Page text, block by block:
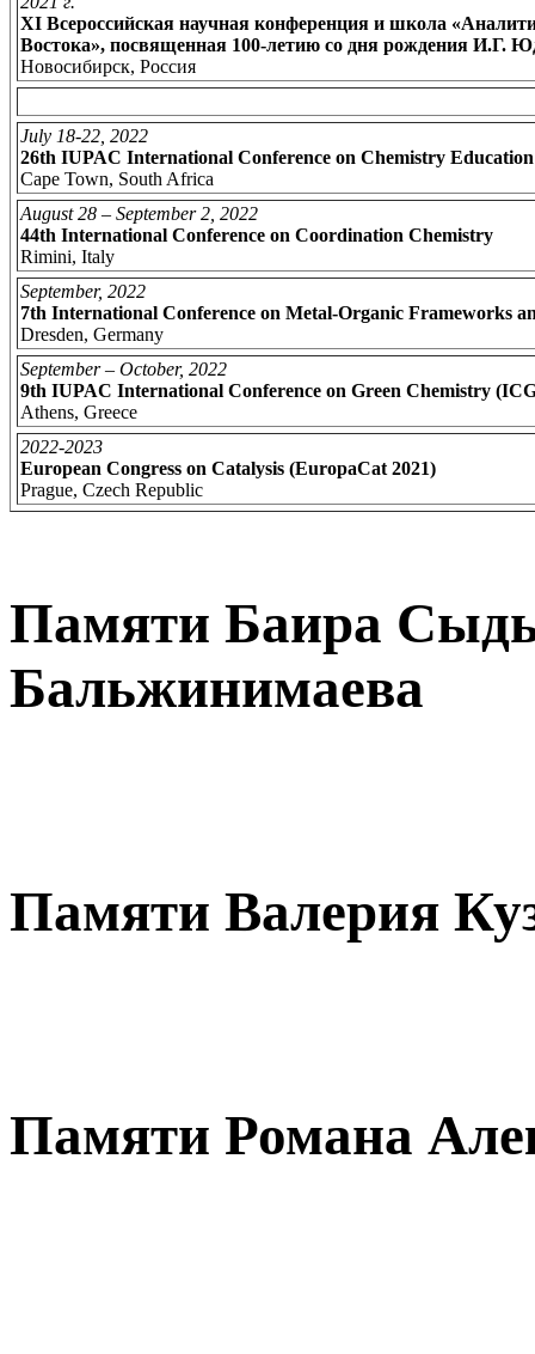
ХI Всероссийская научная конференция и школа
Востока», посвященная 100-летию со дня рождения И.Г.
Новосибирск, Россия
July 18-22, 2022
26th IUPAC International Conference on Chemistry
Cape Town, South Africa
August 28 – September 2, 2022
44th International Conference on Coordination Chemistry
Rimini, Italy
September, 2022
7th International Conference on Metal-Organic Frameworks
Dresden, Germany
September – October, 2022
9th IUPAC International Conference on Green Chemistry
Athens, Greece
2022-2023
European Congress on Catalysis (EuropaCat 2021)
Prague, Czech Republic
Памяти Баира
Бальжинимаева
Памяти Валерия
Памяти Романа